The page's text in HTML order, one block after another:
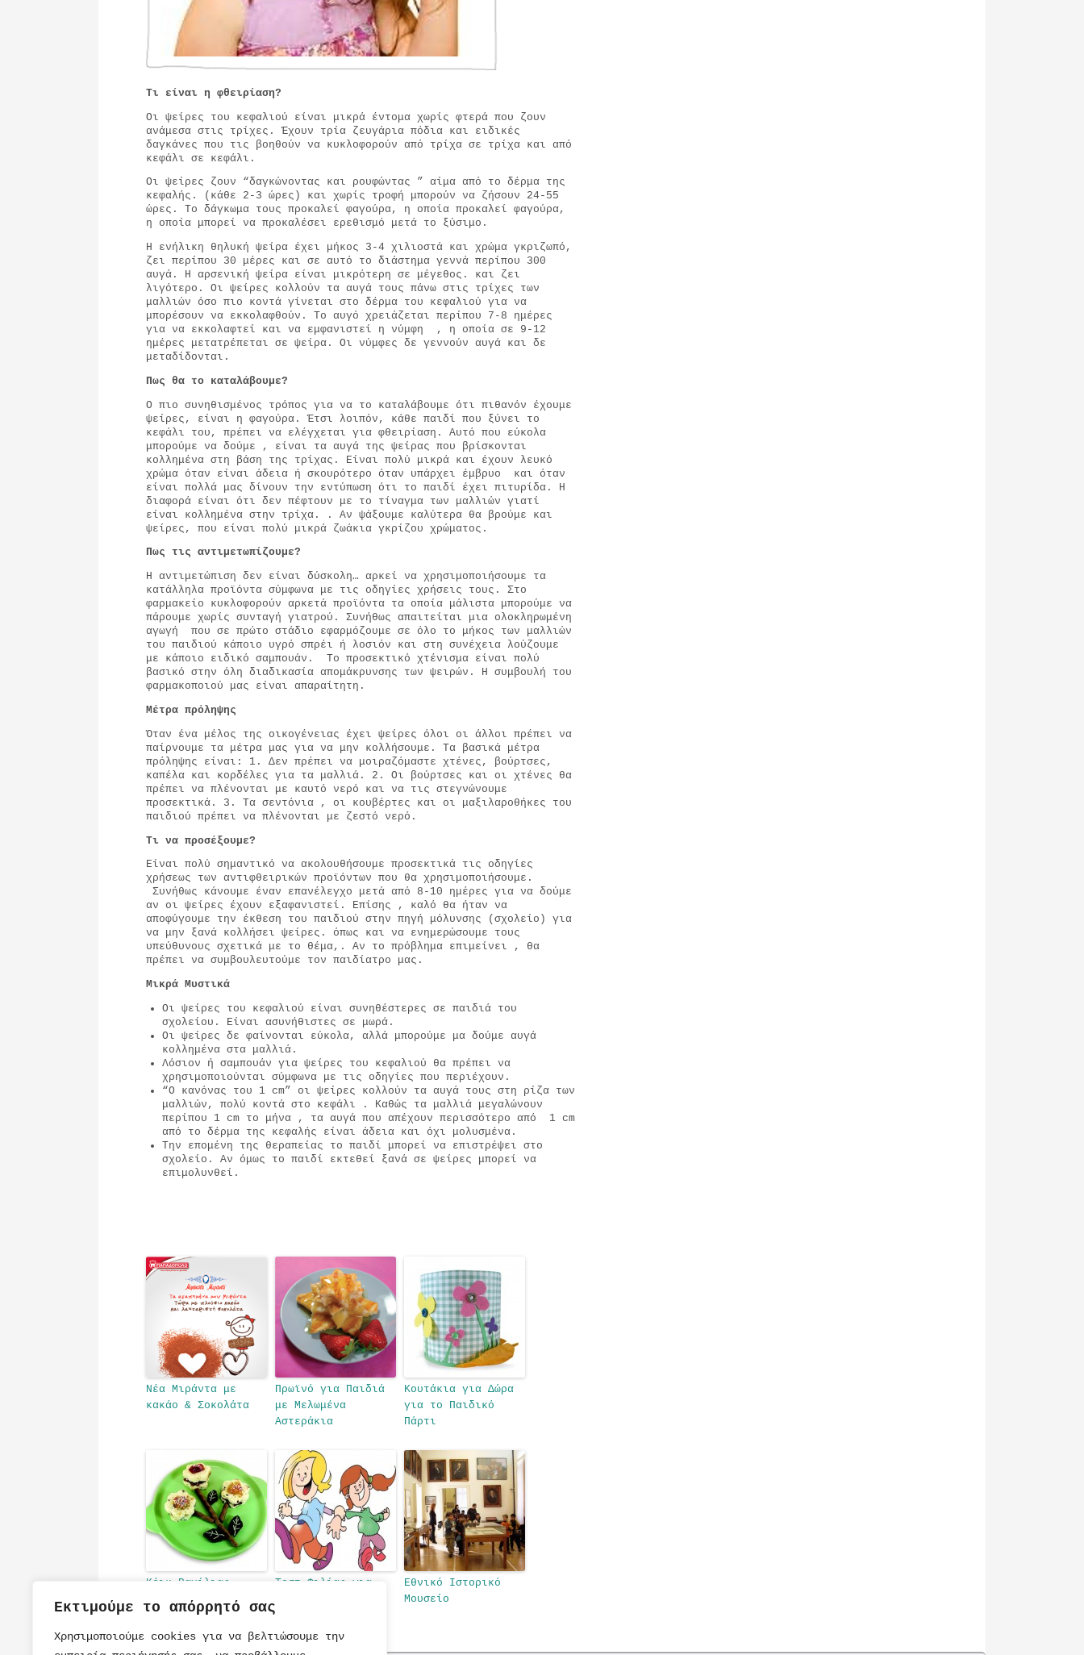
Εκτιμούμε το απόρρητό σας
Χρησιμοποιούμε cookies για να βελτιώσουμε την
Τι είναι η φθειρίαση?
Οι ψείρες του κεφαλιού είναι μικρά έντομα χωρίς φτερά που ζουν
ανάμεσα στις τρίχες. Έχουν τρία ζευγάρια πόδια και ειδικές
δαγκάνες που τις βοηθούν να κυκλοφορούν από τρίχα σε τρίχα και από
κεφάλι σε κεφάλι.
Οι ψείρες ζουν “δαγκώνοντας και ρουφώντας ” αίμα από το δέρμα της
κεφαλής. (κάθε 2-3 ώρες) και χωρίς τροφή μπορούν να ζήσουν 24-55
ώρες. Το δάγκωμα τους προκαλεί φαγούρα, η οποία προκαλεί φαγούρα,
η οποία μπορεί να προκαλέσει ερεθισμό μετά το ξύσιμο.
Η ενήλικη θηλυκή ψείρα έχει μήκος 3-4 χιλιοστά και χρώμα γκριζωπό,
ζει περίπου 30 μέρες και σε αυτό το διάστημα γεννά περίπου 300
αυγά. Η αρσενική ψείρα είναι μικρότερη σε μέγεθος. και ζει
λιγότερο. Οι ψείρες κολλούν τα αυγά τους πάνω στις τρίχες των
μαλλιών όσο πιο κοντά γίνεται στο δέρμα του κεφαλιού για να
μπορέσουν να εκκολαφθούν. Το αυγό χρειάζεται περίπου 7-8 ημέρες
για να εκκολαφτεί και να εμφανιστεί η νύμφη , η οποία σε 9-12
ημέρες μετατρέπεται σε ψείρα. Οι νύμφες δε γεννούν αυγά και δε
μεταδίδονται.
Πως θα το καταλάβουμε?
Ο πιο συνηθισμένος τρόπος για να το καταλάβουμε ότι πιθανόν έχουμε
ψείρες, είναι η φαγούρα. Έτσι λοιπόν, κάθε παιδί που ξύνει το
κεφάλι του, πρέπει να ελέγχεται για φθειρίαση. Αυτό που εύκολα
μπορούμε να δούμε , είναι τα αυγά της ψείρας που βρίσκονται
κολλημένα στη βάση της τρίχας. Είναι πολύ μικρά και έχουν λευκό
χρώμα όταν είναι άδεια ή σκουρότερο όταν υπάρχει έμβρυο και όταν
είναι πολλά μας δίνουν την εντύπωση ότι το παιδί έχει πιτυρίδα. Η
διαφορά είναι ότι δεν πέφτουν με το τίναγμα των μαλλιών γιατί
είναι κολλημένα στην τρίχα. . Αν ψάξουμε καλύτερα θα βρούμε και
ψείρες, που είναι πολύ μικρά ζωάκια γκρίζου χρώματος.
Πως τις αντιμετωπίζουμε?
Η αντιμετώπιση δεν είναι δύσκολη… αρκεί να χρησιμοποιήσουμε τα
κατάλληλα προϊόντα σύμφωνα με τις οδηγίες χρήσεις τους. Στο
φαρμακείο κυκλοφορούν αρκετά προϊόντα τα οποία μάλιστα μπορούμε να
πάρουμε χωρίς συνταγή γιατρού. Συνήθως απαιτείται μια ολοκληρωμένη
αγωγή που σε πρώτο στάδιο εφαρμόζουμε σε όλο το μήκος των μαλλιών
του παιδιού κάποιο υγρό σπρέι ή λοσιόν και στη συνέχεια λούζουμε
με κάποιο ειδικό σαμπουάν. Το προσεκτικό χτένισμα είναι πολύ
βασικό στην όλη διαδικασία απομάκρυνσης των ψειρών. Η συμβουλή του
φαρμακοποιού μας είναι απαραίτητη.
Μέτρα πρόληψης
Όταν ένα μέλος της οικογένειας έχει ψείρες όλοι οι άλλοι πρέπει να
παίρνουμε τα μέτρα μας για να μην κολλήσουμε. Τα βασικά μέτρα
πρόληψης είναι: 1. Δεν πρέπει να μοιραζόμαστε χτένες, βούρτσες,
καπέλα και κορδέλες για τα μαλλιά. 2. Οι βούρτσες και οι χτένες θα
πρέπει να πλένονται με καυτό νερό και να τις στεγνώνουμε
προσεκτικά. 3. Τα σεντόνια , οι κουβέρτες και οι μαξιλαροθήκες του
παιδιού πρέπει να πλένονται με ζεστό νερό.
Τι να προσέξουμε?
Είναι πολύ σημαντικό να ακολουθήσουμε προσεκτικά τις οδηγίες
χρήσεως των αντιφθειρικών προϊόντων που θα χρησιμοποιήσουμε.
Συνήθως κάνουμε έναν επανέλεγχο μετά από 8-10 ημέρες για να δούμε
αν οι ψείρες έχουν εξαφανιστεί. Επίσης , καλό θα ήταν να
αποφύγουμε την έκθεση του παιδιού στην πηγή μόλυνσης (σχολείο) για
να μην ξανά κολλήσει ψείρες. όπως και να ενημερώσουμε τους
υπεύθυνους σχετικά με το θέμα,. Αν το πρόβλημα επιμείνει , θα
πρέπει να συμβουλευτούμε τον παιδίατρο μας.
Μικρά Μυστικά
Οι ψείρες του κεφαλιού είναι συνηθέστερες σε παιδιά του
σχολείου. Είναι ασυνήθιστες σε μωρά.
Οι ψείρες δε φαίνονται εύκολα, αλλά μπορούμε μα δούμε αυγά
κολλημένα στα μαλλιά.
Λόσιον ή σαμπουάν για ψείρες του κεφαλιού θα πρέπει να
χρησιμοποιούνται σύμφωνα με τις οδηγίες που περιέχουν.
“Ο κανόνας του 1 cm” οι ψείρες κολλούν τα αυγά τους στη ρίζα των
μαλλιών, πολύ κοντά στο κεφάλι . Καθώς τα μαλλιά μεγαλώνουν
περίπου 1 cm το μήνα , τα αυγά που απέχουν περισσότερο από 1 cm
από το δέρμα της κεφαλής είναι άδεια και όχι μολυσμένα.
Την επομένη της θεραπείας το παιδί μπορεί να επιστρέψει στο
σχολείο. Αν όμως το παιδί εκτεθεί ξανά σε ψείρες μπορεί να
επιμολυνθεί.
Νέα Μιράντα με
κακάο & Σοκολάτα
Πρωϊνό για Παιδιά
με Μελωμένα
Αστεράκια
Κουτάκια για Δώρα
για το Παιδικό
Πάρτι
Κέικ Βανίλιας,
Μαργαρίτες
Τεστ Φιλίας για
Καλά Ξέρετε τη
Φίλη σας;
Εθνικό Ιστορικό
Μουσείο